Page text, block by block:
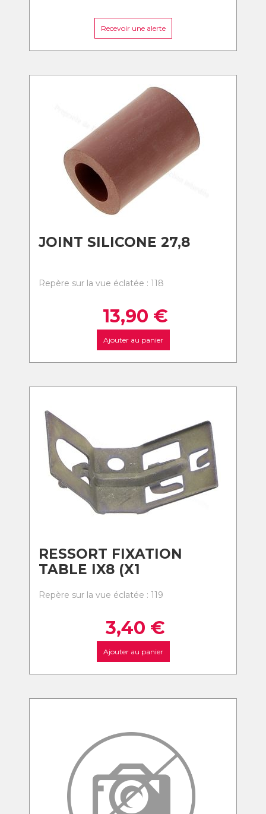
Recevoir une alerte
JOINT SILICONE 27,8
Repère sur la vue éclatée : 118
13,90 €
Ajouter au panier
RESSORT FIXATION
TABLE IX8 (X1
Repère sur la vue éclatée : 119
3,40 €
Ajouter au panier